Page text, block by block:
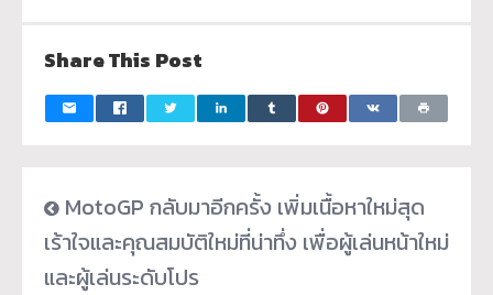
Share This Post
MotoGP กลับมาอีกครั้ง เพิ่มเนื้อหาใหม่สุด
เร้าใจและคุณสมบัติใหม่ที่น่าทึ่ง เพื่อผู้เล่นหน้าใหม่
และผู้เล่นระดับโปร